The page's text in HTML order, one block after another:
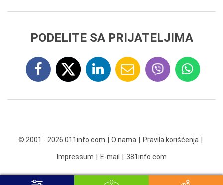
PODELITE SA PRIJATELJIMA
© 2001 - 2026 011info.com O nama Pravila korišćenja
Impressum E-mail 381info.com